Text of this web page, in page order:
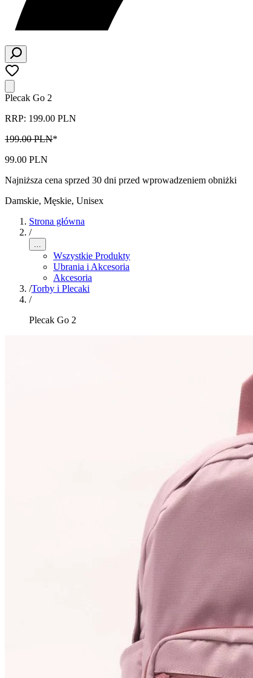
Plecak Go 2
RRP: 199.00 PLN
199.00 PLN*
99.00 PLN
Najniższa cena sprzed 30 dni przed wprowadzeniem obniżki
Damskie, Męskie, Unisex
Strona główna
/
...
Wszystkie Produkty
Ubrania i Akcesoria
Akcesoria
/Torby i Plecaki
/
Plecak Go 2